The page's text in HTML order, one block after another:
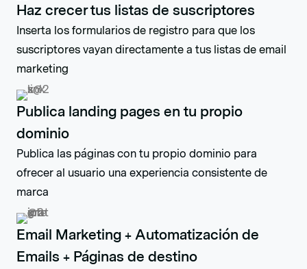
Haz crecer tus listas de suscriptores
Inserta los formularios de registro para que los
suscriptores vayan directamente a tus listas de email
marketing
Publica landing pages en tu propio
dominio
Publica las páginas con tu propio dominio para
ofrecer al usuario una experiencia consistente de
marca
Email Marketing + Automatización de
Emails + Páginas de destino